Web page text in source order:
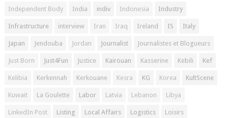
Independent Body India indiv Indonesia Industry
Infrastructure interview Iran Iraq Ireland IS Italy
Japan Jendouba Jordan Journalist Journalistes et Blogueurs
Just Born Just4Fun Justice Kairouan Kasserine Kebili Kef
Kelibia Kerkennah Kerkouane Kesra KG Korea KultScene
Kuwait La Goulette Labor Latvia Lebanon Libya
LinkedIn Post Listing Local Affairs Logistics Loisirs